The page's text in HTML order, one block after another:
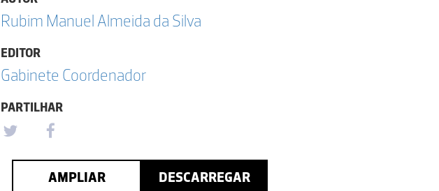
Rubim Manuel Almeida da Silva
EDITOR
Gabinete Coordenador
PARTILHAR
AMPLIAR DESCARREGAR